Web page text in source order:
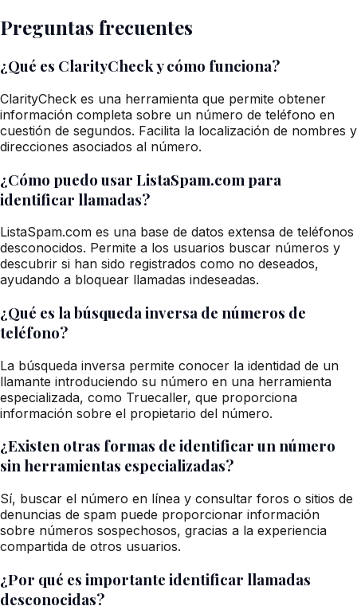
Preguntas frecuentes
¿Qué es ClarityCheck y cómo funciona?
ClarityCheck es una herramienta que permite obtener
información completa sobre un número de teléfono en
cuestión de segundos. Facilita la localización de nombres y
direcciones asociados al número.
¿Cómo puedo usar ListaSpam.com para
identificar llamadas?
ListaSpam.com es una base de datos extensa de teléfonos
desconocidos. Permite a los usuarios buscar números y
descubrir si han sido registrados como no deseados,
ayudando a bloquear llamadas indeseadas.
¿Qué es la búsqueda inversa de números de
teléfono?
La búsqueda inversa permite conocer la identidad de un
llamante introduciendo su número en una herramienta
especializada, como Truecaller, que proporciona
información sobre el propietario del número.
¿Existen otras formas de identificar un número
sin herramientas especializadas?
Sí, buscar el número en línea y consultar foros o sitios de
denuncias de spam puede proporcionar información
sobre números sospechosos, gracias a la experiencia
compartida de otros usuarios.
¿Por qué es importante identificar llamadas
desconocidas?